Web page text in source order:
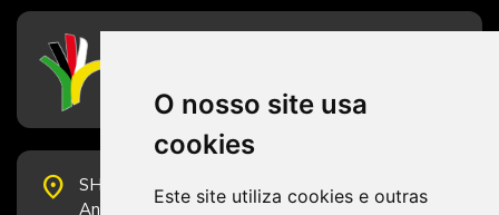
O nosso site usa
cookies
Este site utiliza cookies e outras
place
SHS Quadra 6, Bloco E, Complexo Brasil 21, 20º
Andar, Sala 2001 - CEP 70322-915 - Brasília/DF